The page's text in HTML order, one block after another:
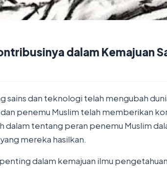
dalam Kemajuan
sains dan teknologi telah mengubah
penemu Muslim telah memberikan
dalam tentang peran penemu Muslim
mereka hasilkan.
dalam kemajuan ilmu